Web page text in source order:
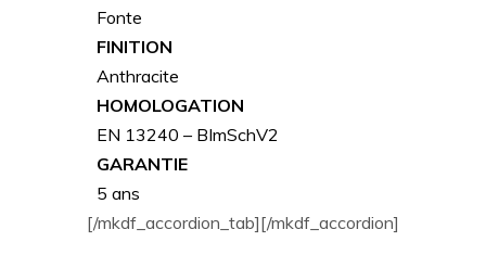
Fonte
FINITION
Anthracite
HOMOLOGATION
EN 13240 – BImSchV2
GARANTIE
5 ans
[/mkdf_accordion_tab][/mkdf_accordion]